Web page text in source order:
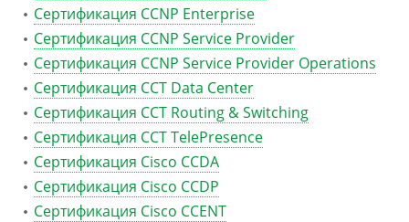
Сертификация CCNP Enterprise
Сертификация CCNP Service Provider
Сертификация CCNP Service Provider Operations
Сертификация CCT Data Center
Сертификация CCT Routing & Switching
Сертификация CCT TelePresence
Сертификация Cisco CCDA
Сертификация Cisco CCDP
Сертификация Cisco CCENT